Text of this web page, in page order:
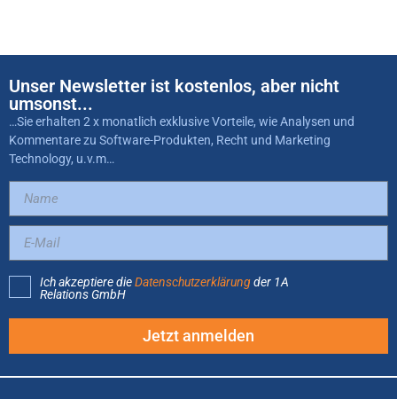
Unser Newsletter ist kostenlos, aber nicht
umsonst...
…Sie erhalten 2 x monatlich exklusive Vorteile, wie Analysen und
Kommentare zu Software-Produkten, Recht und Marketing
Technology, u.v.m…
Ich akzeptiere dieDatenschutzerklärungder 1A
Relations GmbH
Jetzt anmelden